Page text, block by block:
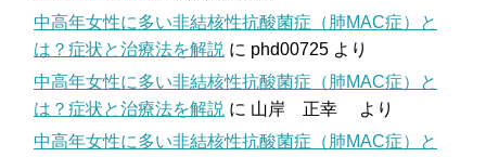
中高年女性に多い非結核性抗酸菌症（肺MAC症）と
は？症状と治療法を解説 に phd00725 より
中高年女性に多い非結核性抗酸菌症（肺MAC症）と
は？症状と治療法を解説 に 山岸 正幸
より
中高年女性に多い非結核性抗酸菌症（肺MAC症）と